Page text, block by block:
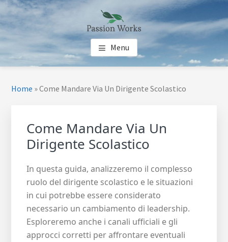
Skip
to
main
Skip
to
primary
Skip
to
footer PASSION WORKS
Guide per le tue Passioni
Menu
Home »Come Mandare Via Un Dirigente Scolastico
Come Mandare Via Un
Dirigente Scolastico
In questa guida, analizzeremo il complesso
ruolo del dirigente scolastico e le situazioni
in cui potrebbe essere considerato
necessario un cambiamento di leadership.
Esploreremo anche i canali ufficiali e gli
approcci corretti per affrontare eventuali
Primary